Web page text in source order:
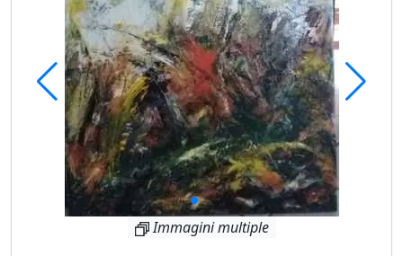
Fontanel
Elisabetta
Franceschini
Ado
Furlanetto
Immagini multiple